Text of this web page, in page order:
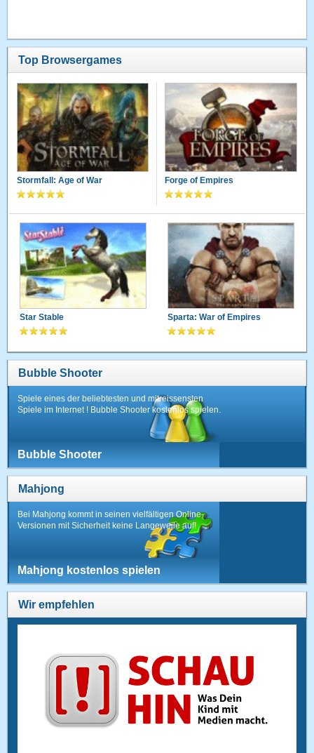
Top Browsergames
Stormfall: Age of War Forge of Empires
Star Stable Sparta: War of Empires
Bubble Shooter
Spiele eines der beliebtesten und mitreissensten
Spiele im Internet ! Bubble Shooter kostenlos spielen.
Bubble Shooter
Mahjong
Bei Mahjong kommt in seinen vielfältigen Online-
Versionen mit Sicherheit keine Langeweile auf!
Mahjong kostenlos spielen
Wir empfehlen